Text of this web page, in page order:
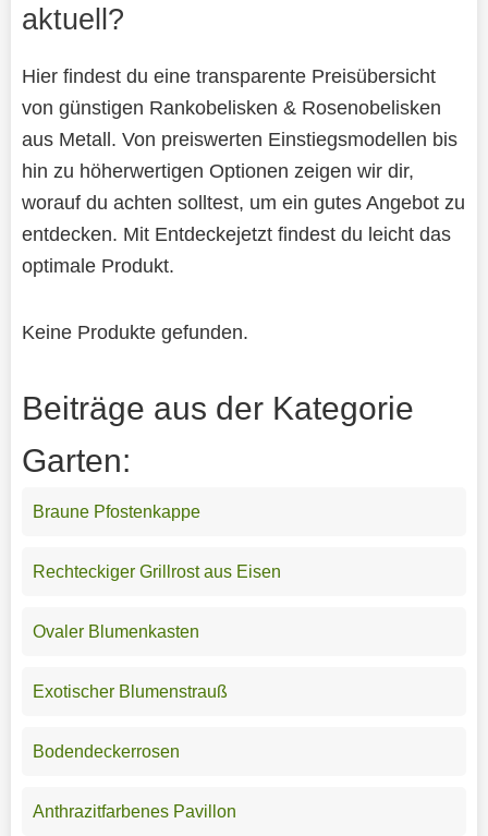
aktuell?
Hier findest du eine transparente Preisübersicht
von günstigen Rankobelisken & Rosenobelisken
aus Metall. Von preiswerten Einstiegsmodellen bis
hin zu höherwertigen Optionen zeigen wir dir,
worauf du achten solltest, um ein gutes Angebot zu
entdecken. Mit Entdeckejetzt findest du leicht das
optimale Produkt.
Keine Produkte gefunden.
Beiträge aus der Kategorie
Garten:
Braune Pfostenkappe
Rechteckiger Grillrost aus Eisen
Ovaler Blumenkasten
Exotischer Blumenstrauß
Bodendeckerrosen
Anthrazitfarbenes Pavillon